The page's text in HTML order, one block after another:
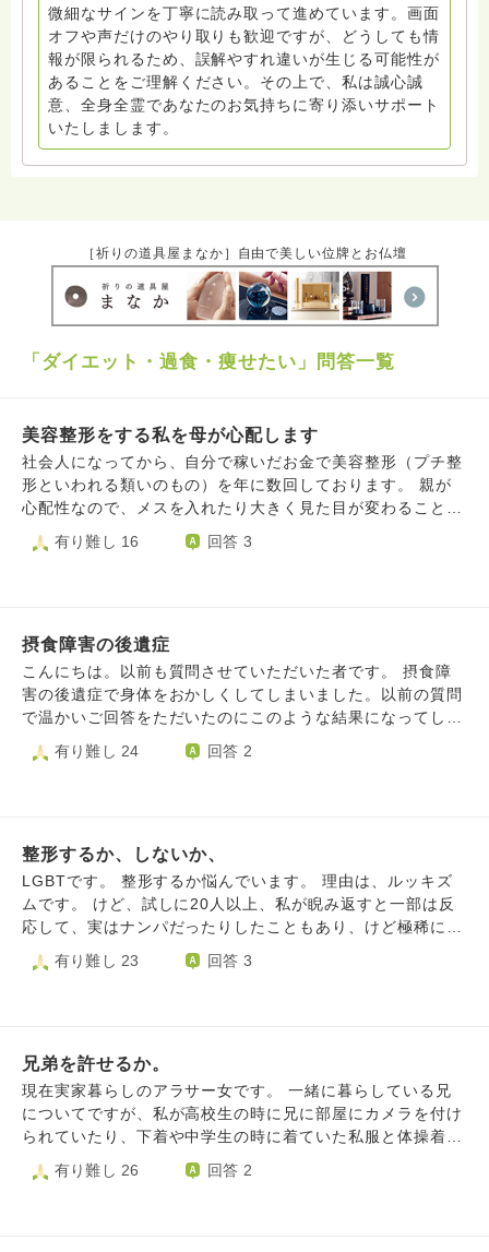
微細なサインを丁寧に読み取って進めています。画面
オフや声だけのやり取りも歓迎ですが、どうしても情
報が限られるため、誤解やすれ違いが生じる可能性が
あることをご理解ください。その上で、私は誠心誠
意、全身全霊であなたのお気持ちに寄り添いサポート
いたしまします。
［祈りの道具屋まなか］自由で美しい位牌とお仏壇
「ダイエット・過食・痩せたい」問答一覧
美容整形をする私を母が心配します
社会人になってから、自分で稼いだお金で美容整形（プチ整
形といわれる類いのもの）を年に数回しております。 親が
心配性なので、メスを入れたり大きく見た目が変わることは
ないように、その点も考慮しながら施術を選択しています。
それでも私の親はボトックスで顔周りが小さくなるのを見
らえません。 私は私でコンプレックスを解消したいし、自
信を持ちたい想いはあるのでなかなか難しいです。。 友達
には親に言わなければ良い話なのではと言われたのですが、
説明していないと、少しダイエットって顔やせし、美容整形
す。 親とどのようにコミュニケーションをとっていくべき
有り難し 16 回答 3
摂食障害の後遺症
こんにちは。以前も質問させていただいた者です。 摂食障
害の後遺症で身体をおかしくしてしまいました。以前の質問
で温かいご回答をただいたのにこのような結果になってしま
い申し訳ございません。 口の中が出血しやすくなり、食べ
たいのになかなか食べられません。骨密度が低下して趣味だ
ている時間にやりたかったことがたくさんあるとか、ボロボ
ロの身体で頑張るのは誰のためにもならないとか思ってしま
います。 どうやって毎日をやり過ごしたらよいですか、よ
ろしければ教えていただきたいです。
有り難し 24 回答 2
整形するか、しないか、
LGBTです。 整形するか悩んでいます。 理由は、ルッキズ
ムです。 けど、試しに20人以上、私が睨み返すと一部は反
応して、実はナンパだったりしたこともあり、けど極稀にホ
ントの性を見破る人もいたり、すれ違う人が考えてること、
行っていることをネガティブにとってしまいます。 どう見
が減ると心がとても軽くなりますが、 必ず成功する保証も
なく、肉親には反対され罪悪感が残り、きずがのこる可能
性、もし、私が望む性別で既に見られたとしたらルッキズム
が減らない可能性がもあります。 けど、このルッキズムで
地がすると思います。 カウンセリングだけ予約したのです
有り難し 23 回答 3
兄弟を許せるか。
現在実家暮らしのアラサー女です。 一緒に暮らしている兄
についてですが、私が高校生の時に兄に部屋にカメラを付け
られていたり、下着や中学生の時に着ていた私服と体操着を
盗まれる事件がありました。母親に相談してから兄のそのよ
うなことは無くなりましたが、何十年経っても私の中でモヤ
有り難し 26 回答 2